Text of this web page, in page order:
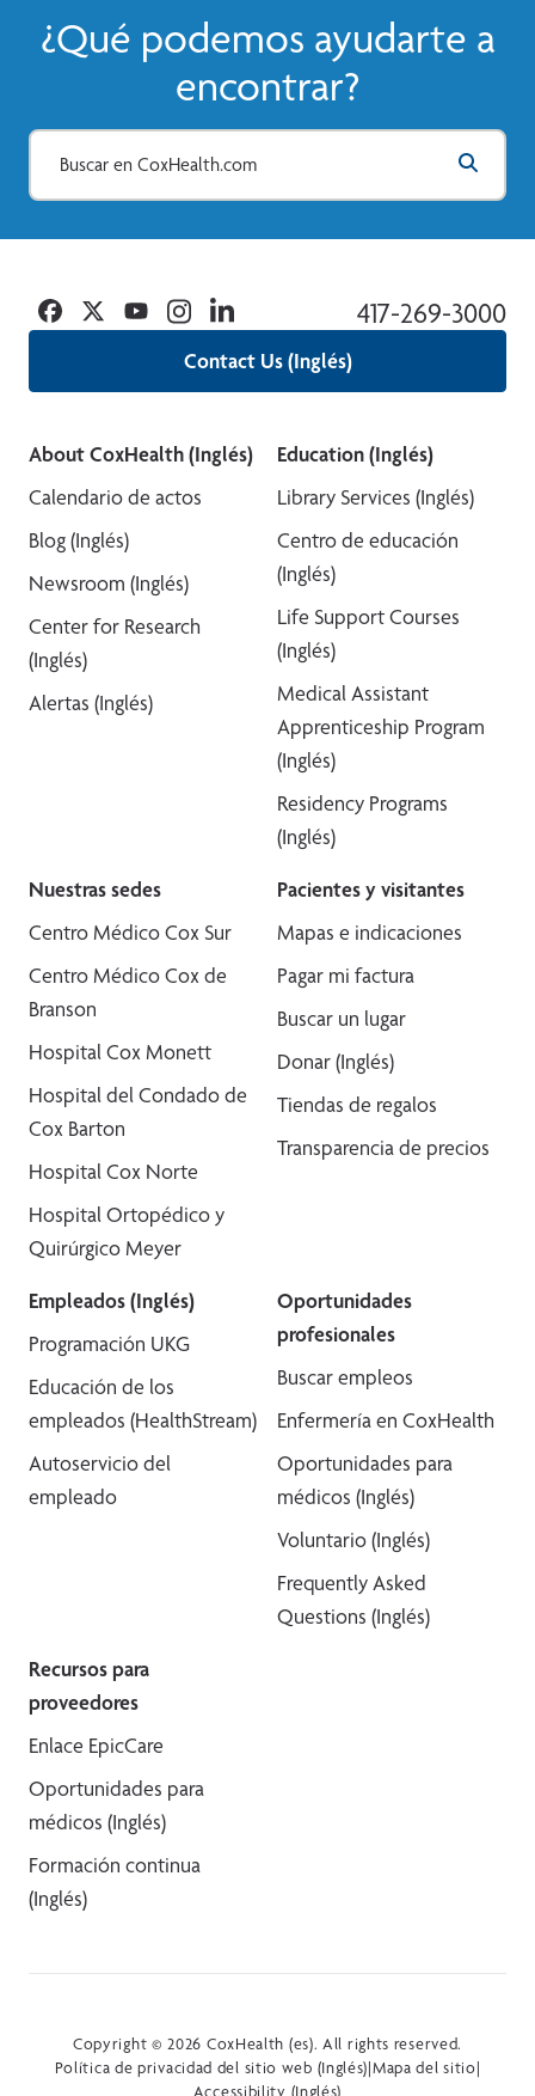
¿Qué podemos ayudarte a
encontrar?
Contact Us (Inglés)
417-269-3000
Facebook
TwitterYouTubeInstagramLinkedin
About CoxHealth (Inglés)
Calendario de actos
Blog (Inglés)
Newsroom (Inglés)
Center for Research
(Inglés)
Alertas (Inglés)
Education (Inglés)
Library Services (Inglés)
Centro de educación
(Inglés)
Life Support Courses
(Inglés)
Medical Assistant
Apprenticeship Program
(Inglés)
Residency Programs
(Inglés)
Nuestras sedes
Centro Médico Cox Sur
Centro Médico Cox de
Branson
Hospital Cox Monett
Hospital del Condado de
Cox Barton
Hospital Cox Norte
Hospital Ortopédico y
Quirúrgico Meyer
Pacientes y visitantes
Mapas e indicaciones
Pagar mi factura
Buscar un lugar
Donar (Inglés)
Tiendas de regalos
Transparencia de precios
Empleados (Inglés)
Programación UKG
Educación de los
empleados (HealthStream)
Autoservicio del
empleado
Oportunidades
profesionales
Buscar empleos
Enfermería en CoxHealth
Oportunidades para
médicos (Inglés)
Voluntario (Inglés)
Frequently Asked
Questions (Inglés)
Recursos para
proveedores
Enlace EpicCare
Oportunidades para
médicos (Inglés)
Formación continua
(Inglés)
Copyright © 2026 CoxHealth (es). All rights reserved.
Política de privacidad del sitio web (Inglés)|Mapa del sitio|
Accessibility (Inglés)